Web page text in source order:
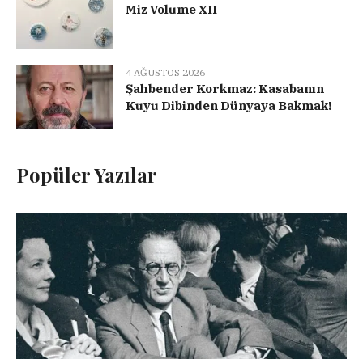
Miz Volume XII
4 AĞUSTOS 2026
Şahbender Korkmaz: Kasabanın
Kuyu Dibinden Dünyaya Bakmak!
Popüler Yazılar